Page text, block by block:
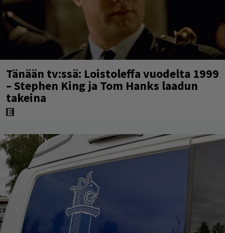
Tänään tv:ssä: Loistoleffa vuodelta 1999
– Stephen King ja Tom Hanks laadun
takeina